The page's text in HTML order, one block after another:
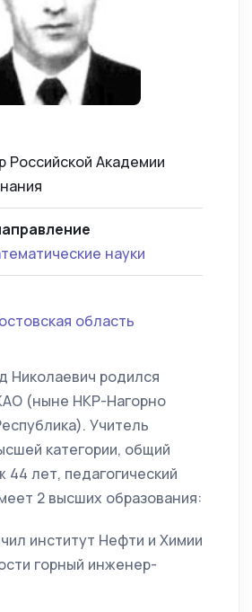
Российской Академии
науки
область
Николаевич родился
(ныне НКР-Нагорно
Учитель
категории, общий
44 лет, педагогический
2 высших образования:
институт Нефти и Химии
горный инженер-